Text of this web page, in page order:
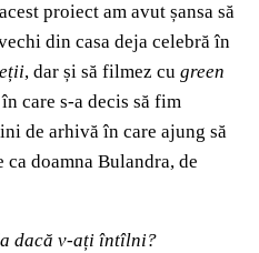
proiect am avut șansa să
din casa deja celebră în
, dar și să filmez cu green
care s-a decis să fim
de arhivă în care ajung să
doamna Bulandra, de
dacă v-ați întîlni?